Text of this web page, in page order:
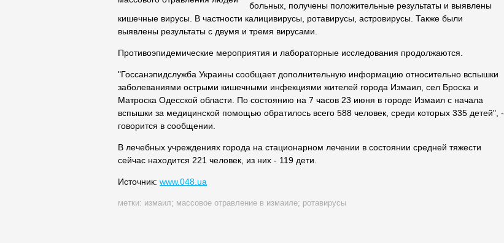
больных, получены положительные результаты и выявлены
кишечные вирусы. В частности калицивирусы, ротавирусы, астровирусы. Также были
выявлены результаты с двумя и тремя вирусами.
Противоэпидемические мероприятия и лабораторные исследования продолжаются.
"Госсанэпидслужба Украины сообщает дополнительную информацию относительно вспышки
заболеваниями острыми кишечными инфекциями жителей города Измаил, сел Броска и
Матроска Одесской области. По состоянию на 7 часов 23 июня в городе Измаил с начала
вспышки за медицинской помощью обратилось всего 588 человек, среди которых 335 детей", -
говорится в сообщении.
В лечебных учреждениях города на стационарном лечении в состоянии средней тяжести
сейчас находится 221 человек, из них - 119 дети.
Источник: www.048.ua
метки: измаил; массовое отравление в измаиле; ротавирусы